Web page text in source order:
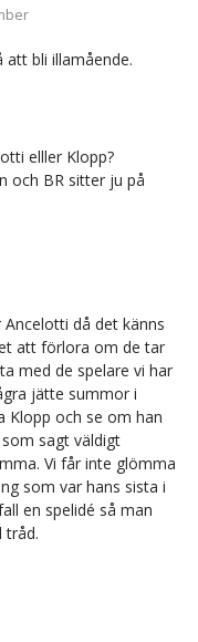
att bli illamående.
elller Klopp?
och BR sitter ju på
då det känns
att förlora om de tar
med de spelare vi har
jätte summor i
Klopp och se om han
sagt väldigt
Vi får inte glömma
som var hans sista i
en spelidé så man
tråd.